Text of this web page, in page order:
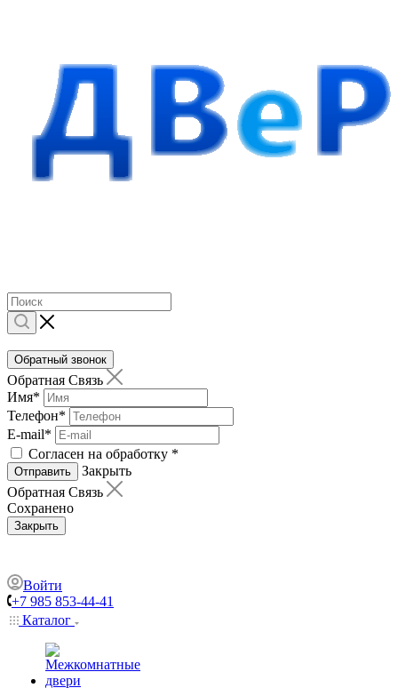
Обратный звонок
Обратная Связь
Имя*
Телефон*
E-mail*
Согласен на обработку *
Отправить
Закрыть
Обратная Связь
Сохранено
Закрыть
Войти
+7 985 853-44-41
Каталог